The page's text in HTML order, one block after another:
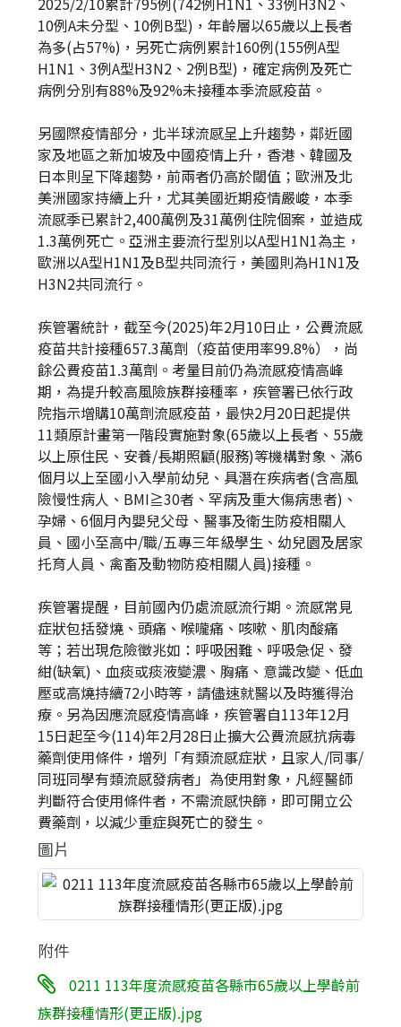
10例A未分型、10例B型)，年齡層以65歲以上長者
為多(占57%)，另死亡病例累計160例(155例A型
H1N1、3例A型H3N2、2例B型)，確定病例及死亡
病例分別有88%及92%未接種本季流感疫苗。
另國際疫情部分，北半球流感呈上升趨勢，鄰近國
家及地區之新加坡及中國疫情上升，香港、韓國及
日本則呈下降趨勢，前兩者仍高於閾值；歐洲及北
美洲國家持續上升，尤其美國近期疫情嚴峻，本季
流感季已累計2,400萬例及31萬例住院個案，並造成
1.3萬例死亡。亞洲主要流行型別以A型H1N1為主，
歐洲以A型H1N1及B型共同流行，美國則為H1N1及
H3N2共同流行。
疾管署統計，截至今(2025)年2月10日止，公費流感
疫苗共計接種657.3萬劑（疫苗使用率99.8%），尚
餘公費疫苗1.3萬劑。考量目前仍為流感疫情高峰
期，為提升較高風險族群接種率，疾管署已依行政
院指示增購10萬劑流感疫苗，最快2月20日起提供
11類原計畫第一階段實施對象(65歲以上長者、55歲
以上原住民、安養/長期照顧(服務)等機構對象、滿6
個月以上至國小入學前幼兒、具潛在疾病者(含高風
險慢性病人、BMI≧30者、罕病及重大傷病患者)、
孕婦、6個月內嬰兒父母、醫事及衛生防疫相關人
員、國小至高中/職/五專三年級學生、幼兒園及居家
托育人員、禽畜及動物防疫相關人員)接種。
疾管署提醒，目前國內仍處流感流行期。流感常見
症狀包括發燒、頭痛、喉嚨痛、咳嗽、肌肉酸痛
等；若出現危險徵兆如：呼吸困難、呼吸急促、發
紺(缺氧)、血痰或痰液變濃、胸痛、意識改變、低血
壓或高燒持續72小時等，請儘速就醫以及時獲得治
療。另為因應流感疫情高峰，疾管署自113年12月
15日起至今(114)年2月28日止擴大公費流感抗病毒
藥劑使用條件，增列「有類流感症狀，且家人/同事/
同班同學有類流感發病者」為使用對象，凡經醫師
判斷符合使用條件者，不需流感快篩，即可開立公
費藥劑，以減少重症與死亡的發生。
圖片
附件
0211 113年度流感疫苗各縣市65歲以上學齡前
族群接種情形(更正版).jpg